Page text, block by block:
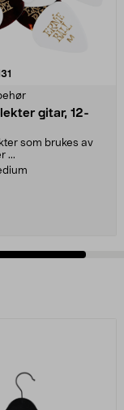
gitar, 12-
som brukes av
...
av 5 stjerner